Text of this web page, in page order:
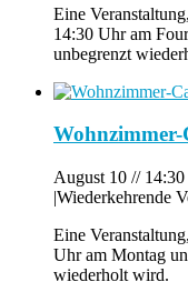
Eine
14:30 Uhr am
unbegrenzt
Wohnzimmer-
August 10 // 14:30
|Wiederkehrende
Eine
Uhr am Montag
wiederholt wird.